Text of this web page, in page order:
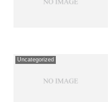
Uncategorized